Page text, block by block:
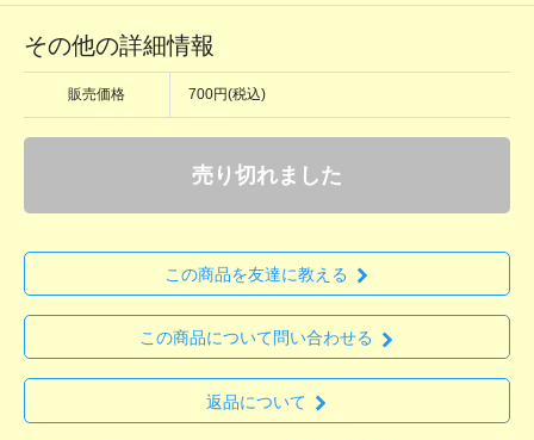
その他の詳細情報
販売価格 700円(税込)
売り切れました
この商品を友達に教える
この商品について問い合わせる
返品について